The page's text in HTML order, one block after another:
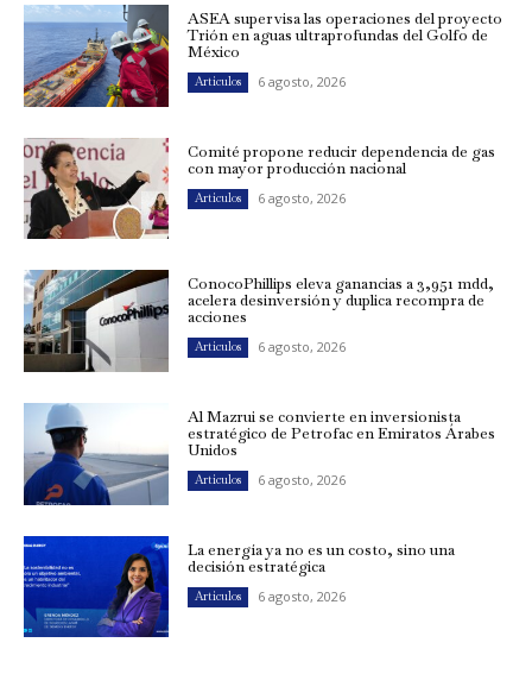
ASEA supervisa las operaciones del proyecto
Trión en aguas ultraprofundas del Golfo de
México
Artículos 6 agosto, 2026
Comité propone reducir dependencia de gas
con mayor producción nacional
Artículos 6 agosto, 2026
ConocoPhillips eleva ganancias a 3,951 mdd,
acelera desinversión y duplica recompra de
acciones
Artículos 6 agosto, 2026
Al Mazrui se convierte en inversionista
estratégico de Petrofac en Emiratos Árabes
Unidos
Artículos 6 agosto, 2026
La energía ya no es un costo, sino una
decisión estratégica
Artículos 6 agosto, 2026